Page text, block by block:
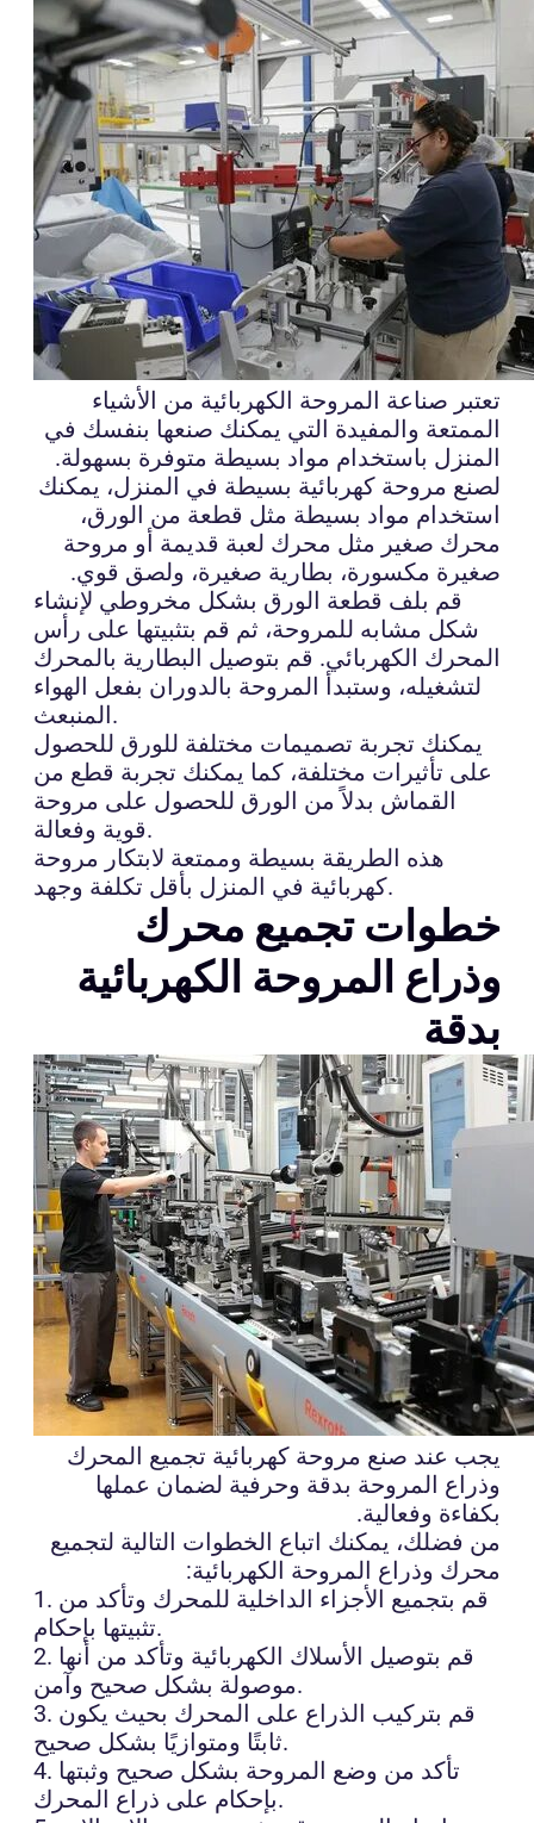
تعتبر صناعة المروحة الكهربائية من الأشياء
الممتعة والمفيدة التي يمكنك صنعها بنفسك في
المنزل باستخدام مواد بسيطة متوفرة بسهولة.
لصنع مروحة كهربائية بسيطة في المنزل، يمكنك
استخدام مواد بسيطة مثل قطعة من الورق،
محرك صغير مثل محرك لعبة قديمة أو مروحة
صغيرة مكسورة، بطارية صغيرة، ولصق قوي.
قم بلف قطعة الورق بشكل مخروطي لإنشاء
شكل مشابه للمروحة، ثم قم بتثبيتها على رأس
المحرك الكهربائي. قم بتوصيل البطارية بالمحرك
لتشغيله، وستبدأ المروحة بالدوران بفعل الهواء
المنبعث.
يمكنك تجربة تصميمات مختلفة للورق للحصول
على تأثيرات مختلفة، كما يمكنك تجربة قطع من
القماش بدلاً من الورق للحصول على مروحة
قوية وفعالة.
هذه الطريقة بسيطة وممتعة لابتكار مروحة
كهربائية في المنزل بأقل تكلفة وجهد.
خطوات تجميع محرك
وذراع المروحة الكهربائية
بدقة
يجب عند صنع مروحة كهربائية تجميع المحرك
وذراع المروحة بدقة وحرفية لضمان عملها
بكفاءة وفعالية.
من فضلك، يمكنك اتباع الخطوات التالية لتجميع
محرك وذراع المروحة الكهربائية:
1. قم بتجميع الأجزاء الداخلية للمحرك وتأكد من
تثبيتها بإحكام.
2. قم بتوصيل الأسلاك الكهربائية وتأكد من أنها
موصولة بشكل صحيح وآمن.
3. قم بتركيب الذراع على المحرك بحيث يكون
ثابتًا ومتوازيًا بشكل صحيح.
4. تأكد من وضع المروحة بشكل صحيح وثبتها
بإحكام على ذراع المحرك.